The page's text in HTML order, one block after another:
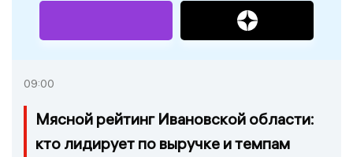
09:00
Мясной рейтинг Ивановской области:
кто лидирует по выручке и темпам